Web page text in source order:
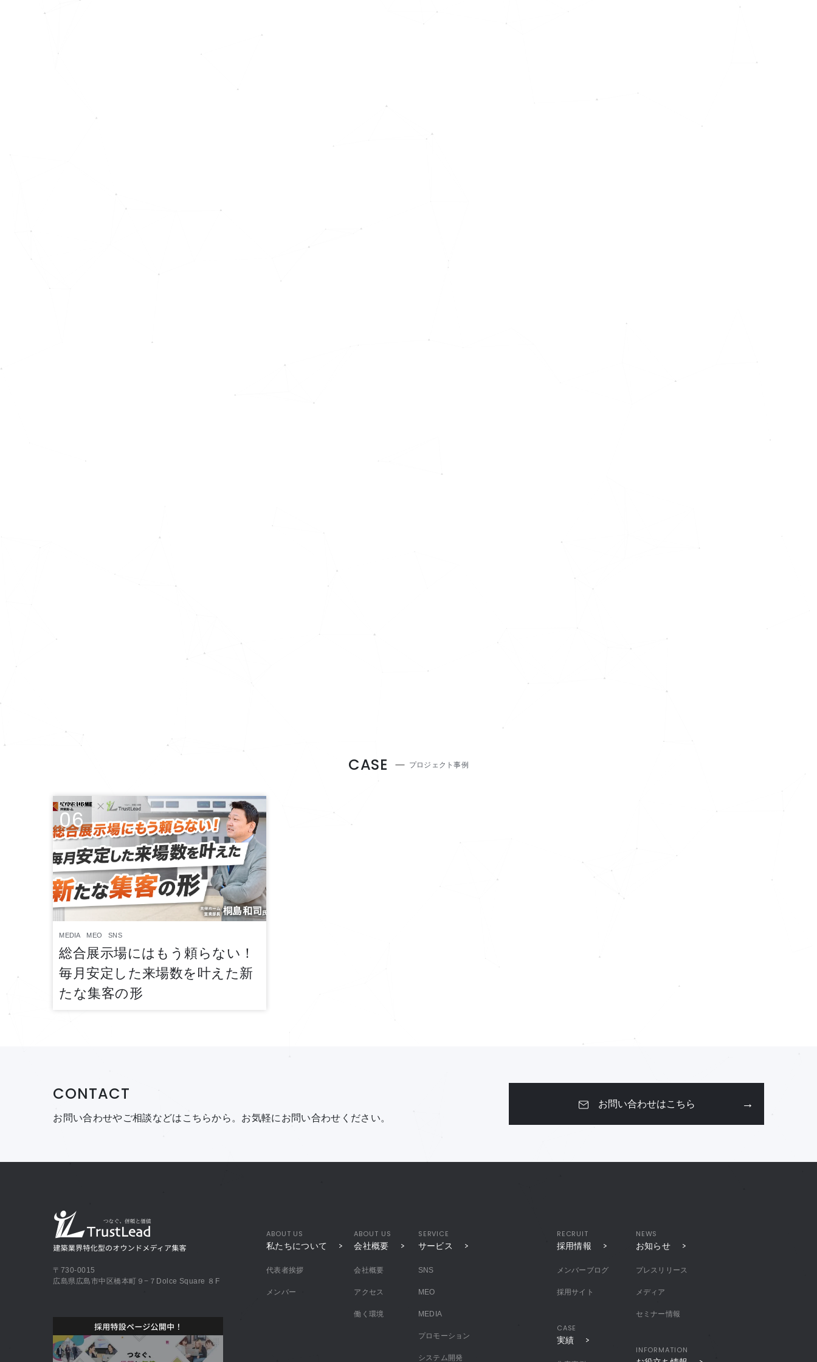
CASE プロジェクト事例
2023.03
06
MEDIA MEO SNS
総合展示場にはもう頼らない！
毎月安定した来場数を叶えた新
たな集客の形
CONTACT
お問い合わせやご相談などはこちらから。 お気軽にお問い合わせください。
お問い合わせはこちら
〒730-0015
広島県広島市中区橋本町９−７Dolce Square ８F
ABOUT US
私たちについて
代表者挨拶
メンバー
ABOUT US
会社概要
会社概要
アクセス
働く環境
SERVICE
サービス
SNS
MEO
MEDIA
プロモーション
システム開発
RECRUIT
採用情報
メンバーブログ
採用サイト
CASE
実績
NEWS
お知らせ
プレスリリース
メディア
セミナー情報
INFORMATION